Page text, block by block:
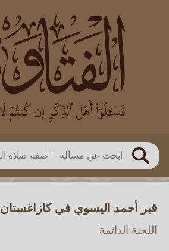
بحث
العالم
بن باز
بن العثيمين
اللجنة الدائمة
قبر أحمد اليسوي في كازاغستان
اللجنة الدائمة